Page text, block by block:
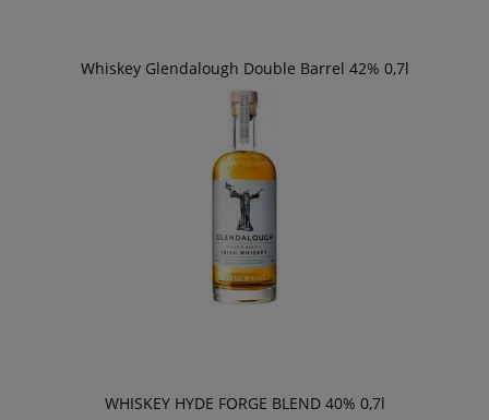
Whiskey Glendalough Double Barrel 42% 0,7l
WHISKEY HYDE FORGE BLEND 40% 0,7l